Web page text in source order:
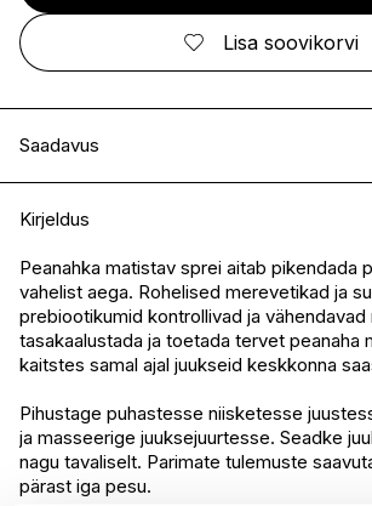
Lisa soovikorvi
Saadavus
I.L.U. Kristiine
I.L.U. Ülemiste
Saadaval
I.L.U. Rocca
Saadaval
I.L.U. Lõunakeskus
Ei ole saadaval
I.L.U. Pärnu
Ei ole saadaval
Kirjeldus
Peanahka matistav sprei aitab pikendada
vahelist aega. Rohelised merevetikad ja
prebiootikumid kontrollivad ja
tasakaalustada ja toetada tervet peanaha
kaitstes samal ajal juukseid keskkonna
Pihustage puhastesse niisketesse
ja masseerige juuksejuurtesse. Seadke
nagu tavaliselt. Parimate tulemuste
pärast iga pesu.